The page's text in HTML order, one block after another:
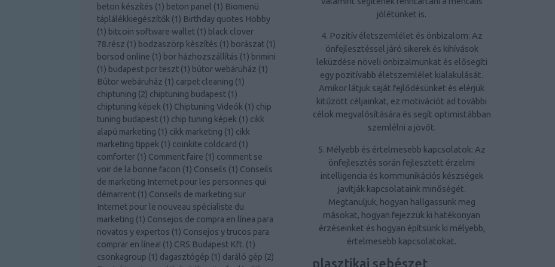
beton készítés (1) beton panel (1) Biomenü
táplálékkiegészítők (1) Birthday quotes Hobby
(1) bitcoin software wallet (1) black clover
78.rész (1) bodzaszörp készítés (1) borászat (1)
borsod online (1) bor házhozszállítás (1) brimini
(1) budapest pcr teszt (1) bútor webáruház (1)
Bútor webáruház (1) carpet cleaning (1)
chiptuning (2) chiptuning budapest (1)
chiptuning képek (1) Chiptuning Videók (1) chip
tuning budapest (1) chip tuning képek (1) cikk
alapú marketing (1) cikk marketing (1) cikk
marketing tippek (1) coinkite coldcard (1)
comforter (1) Comment faire (1) comment se
voir de la bonne facon (1) Conseils (1) Conseils
de marketing Internet pour les personnes qui
démarrent (1) Conseils de marketing sur
Internet pour le nouveau spécialiste du
marketing (1) Consejos de compra en línea para
novatos y expertos (1) Consejos y trucos para
comprar en línea! (1) CRS Budapest Kft. (1)
csonkagroup (1) dagasztógép (1) daráló gép (2)
jólétünket is.
4. Pozitív életszemlélet és önbizalom: Az
önfejlesztéssel járó sikerek és kihívások
leküzdése növeli önbizalmunkat és elősegíti
egy pozitívabb életszemlélet kialakulását.
Amikor látjuk saját fejlődésünket és elérjük
kitűzött céljainkat, ez motivációt ad további
célok megvalósítására és segít optimistábban
szemlélni a jövőt.
5. Mélyebb és értelmesebb kapcsolatok: Az
önfejlesztés során fejlesztett érzelmi
intelligencia és kommunikációs készségek
javítják kapcsolataink minőségét.
Megtanuljuk, hogyan hallgassunk meg
másokat, hogyan fejezzük ki hatékonyan
érzéseinket és hogyan építsünk ki mélyebb,
értelmesebb kapcsolatokat.
plasztikai sebészet